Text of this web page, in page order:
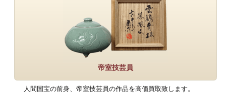
帝室技芸員
人間国宝の前身、帝室技芸員の作品を高価買取致します。